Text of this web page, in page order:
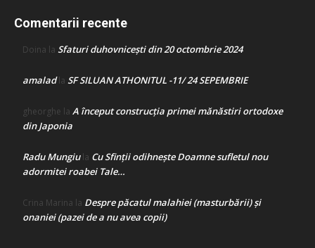
Comentarii recente
Doina la Sfaturi duhovnicești din 20 octombrie 2024
amaladla SF SILUAN ATHONITUL -11/ 24 SEPEMBRIE
gheorghe la A început construcţia primei mănăstiri ortodoxe
din Japonia
Radu Mungiula Cu Sfinții odihnește Doamne sufletul nou
adormitei roabei Tale…
Crina Marina la Despre păcatul malahiei (masturbării) şi
onaniei (pazei de a nu avea copii)